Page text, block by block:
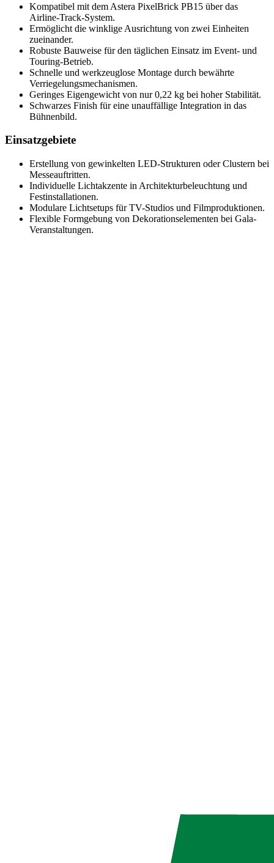
Kompatibel mit dem Astera PixelBrick PB15 über das
Airline-Track-System.
Ermöglicht die winklige Ausrichtung von zwei Einheiten
zueinander.
Robuste Bauweise für den täglichen Einsatz im Event- und
Touring-Betrieb.
Schnelle und werkzeuglose Montage durch bewährte
Verriegelungsmechanismen.
Geringes Eigengewicht von nur 0,22 kg bei hoher Stabilität.
Schwarzes Finish für eine unauffällige Integration in das
Bühnenbild.
Einsatzgebiete
Erstellung von gewinkelten LED-Strukturen oder Clustern bei
Messeauftritten.
Individuelle Lichtakzente in Architekturbeleuchtung und
Festinstallationen.
Modulare Lichtsetups für TV-Studios und Filmproduktionen.
Flexible Formgebung von Dekorationselementen bei Gala-
Veranstaltungen.